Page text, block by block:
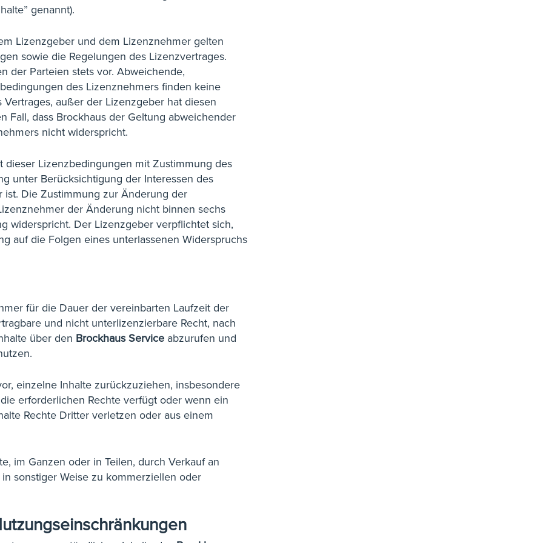
genannt).
Lizenzgeber und dem Lizenznehmer gelten
sowie die Regelungen des Lizenzvertrages.
der Parteien stets vor. Abweichende,
des Lizenznehmers finden keine
außer der Lizenzgeber hat diesen
Fall, dass Brockhaus der Geltung abweichender
nicht widerspricht.
Lizenzbedingungen mit Zustimmung des
unter Berücksichtigung der Interessen des
Die Zustimmung zur Änderung der
der Änderung nicht binnen sechs
widerspricht. Der Lizenzgeber verpflichtet sich,
auf die Folgen eines unterlassenen Widerspruchs
für die Dauer der vereinbarten Laufzeit der
und nicht unterlizenzierbare Recht, nach
über den Brockhaus Service abzurufen und
einzelne Inhalte zurückzuziehen, insbesondere
erforderlichen Rechte verfügt oder wenn ein
Rechte Dritter verletzen oder aus einem
im Ganzen oder in Teilen, durch Verkauf an
sonstiger Weise zu kommerziellen oder